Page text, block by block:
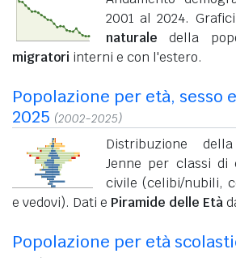
2001 al 2024.
naturale della
migratori interni e con l'estero.
Popolazione per età, sesso
2025 (2002-2025)
Distribuzione
Jenne per classi di
civile (celibi/nubili,
e vedovi). Dati e Piramide delle Età
Popolazione per età